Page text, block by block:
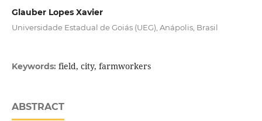
Glauber Lopes Xavier
Universidade Estadual de Goiás (UEG), Anápolis, Brasil
Keywords: field, city, farmworkers
ABSTRACT